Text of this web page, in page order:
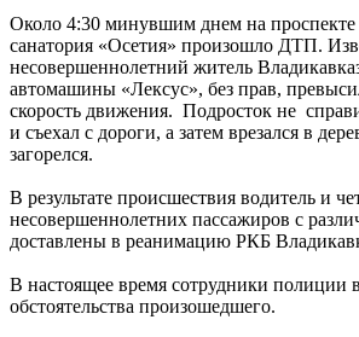
Около 4:30 минувшим днем на проспекте
санатория «Осетия» произошло ДТП.
несовершеннолетний житель
автомашины «Лексус», без прав,
скорость движения. Подросток не
и съехал с дороги, а затем врезался в
загорелся.
В результате происшествия водитель и
несовершеннолетних пассажиров с
доставлены в реанимацию РКБ
В настоящее время сотрудники полиции
обстоятельства произошедшего.